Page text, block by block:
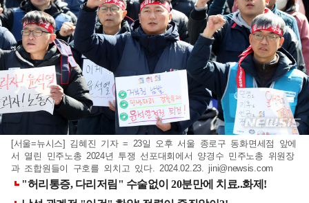
[서울=뉴시스] 김혜진 기자 = 23일 오후 서울 종로구 동화면세점 앞에
서 열린 민주노총 2024년 투쟁 선포대회에서 양경수 민주노총 위원장
과 조합원들이 구호를 외치고 있다. 2024.02.23. jini@newsis.com